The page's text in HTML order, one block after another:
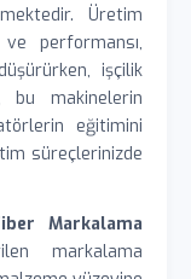
Üretim
ve performansı,
işçilik
bu makinelerin
eğitimini
süreçlerinizde
Markalama
markalama